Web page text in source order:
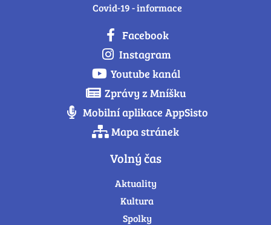
Covid-19 - informace
Facebook
Instagram
Youtube kanál
Zprávy z Mníšku
Mobilní aplikace AppSisto
Mapa stránek
Volný čas
Aktuality
Kultura
Spolky